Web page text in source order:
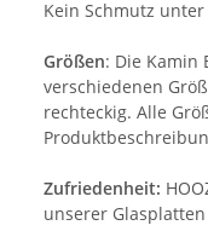
Kein Schmutz unter
Größen: Die Kamin
verschiedenen
rechteckig. Alle
Zufriedenheit:
unserer